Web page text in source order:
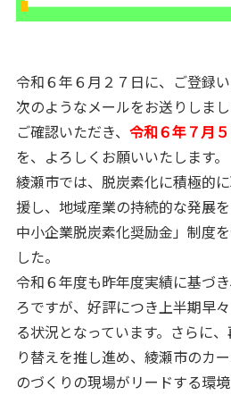
令和６年６月２７日に、ご登録
次のようなメールをお送りしまし
ご確認いただき、 令和６年７月
を、よろしくお願いいたします。
綾瀬市では、脱炭素化に積極的
援し、地域産業の持続的な発展
中小企業脱炭素化奨励金」制度
した。
令和６年度も昨年度実績に基づ
ろですが、好評につき上半期早
る状況となっています。さらに
り替えを推し進め、綾瀬市のカ
のづくりの現場がリードする環